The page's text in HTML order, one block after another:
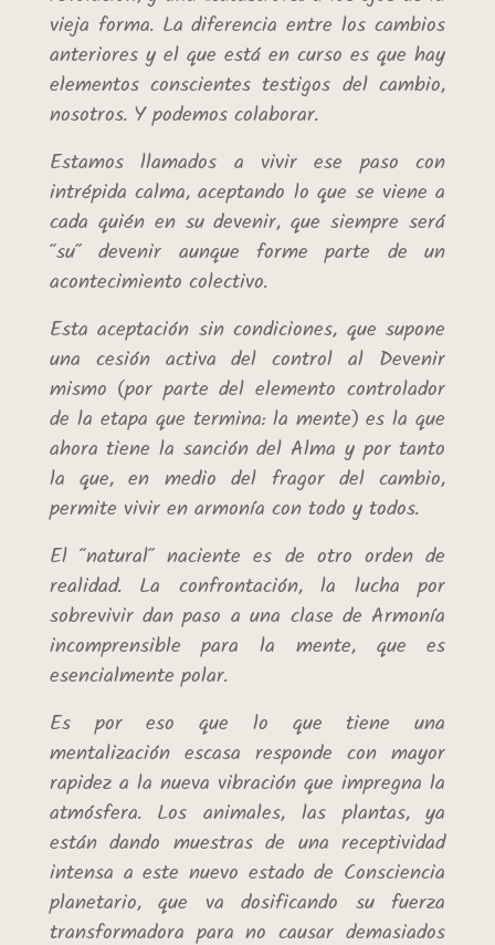
vieja forma. La diferencia entre los cambios
anteriores y el que está en curso es que hay
elementos conscientes testigos del cambio,
nosotros. Y podemos colaborar.
Estamos llamados a vivir ese paso con
intrépida calma, aceptando lo que se viene a
cada quién en su devenir, que siempre será
“su” devenir aunque forme parte de un
acontecimiento colectivo.
Esta aceptación sin condiciones, que supone
una cesión activa del control al Devenir
mismo (por parte del elemento controlador
de la etapa que termina: la mente) es la que
ahora tiene la sanción del Alma y por tanto
la que, en medio del fragor del cambio,
permite vivir en armonía con todo y todos.
El “natural” naciente es de otro orden de
realidad. La confrontación, la lucha por
sobrevivir dan paso a una clase de Armonía
incomprensible para la mente, que es
esencialmente polar.
Es por eso que lo que tiene una
mentalización escasa responde con mayor
rapidez a la nueva vibración que impregna la
atmósfera. Los animales, las plantas, ya
están dando muestras de una receptividad
intensa a este nuevo estado de Consciencia
planetario, que va dosificando su fuerza
transformadora para no causar demasiados